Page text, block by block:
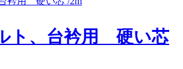
ト、台衿用 硬い芯